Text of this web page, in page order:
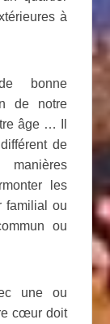
à
bonne
de notre
âge … Il
de
les
familial ou
ou
une ou
cœur doit